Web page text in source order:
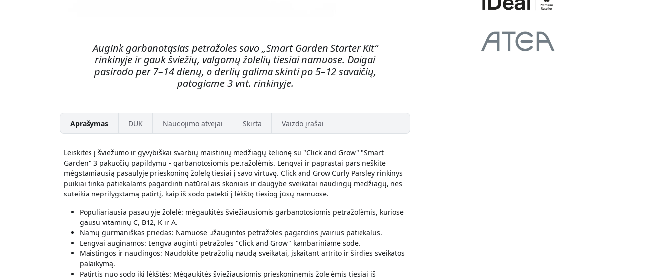
Augink garbanotąsias petražoles savo „Smart Garden Starter Kit“
rinkinyje ir gauk šviežių, valgomų žolelių tiesiai namuose. Daigai
pasirodo per 7–14 dienų, o derlių galima skinti po 5–12 savaičių,
patogiame 3 vnt. rinkinyje.
Aprašymas DUK Naudojimo atvejai Skirta Vaizdo įrašai
Leiskitės į šviežumo ir gyvybiškai svarbių maistinių medžiagų kelionę su "Click and Grow" "Smart
Garden" 3 pakuočių papildymu - garbanotosiomis petražolėmis. Lengvai ir paprastai parsineškite
mėgstamiausią pasaulyje prieskoninę žolelę tiesiai į savo virtuvę. Click and Grow Curly Parsley rinkinys
puikiai tinka patiekalams pagardinti natūraliais skoniais ir daugybe sveikatai naudingų medžiagų, nes
suteikia neprilygstamą patirtį, kaip iš sodo patekti į lėkštę tiesiog jūsų namuose.
Populiariausia pasaulyje žolelė: mėgaukitės šviežiausiomis garbanotosiomis petražolėmis, kuriose
gausu vitaminų C, B12, K ir A.
Namų gurmaniškas priedas: Namuose užaugintos petražolės pagardins įvairius patiekalus.
Lengvai auginamos: Lengva auginti petražoles "Click and Grow" kambariniame sode.
Maistingos ir naudingos: Naudokite petražolių naudą sveikatai, įskaitant artrito ir širdies sveikatos
palaikymą.
Patirtis nuo sodo iki lėkštės: Mėgaukitės šviežiausiomis prieskoninėmis žolelėmis tiesiai iš